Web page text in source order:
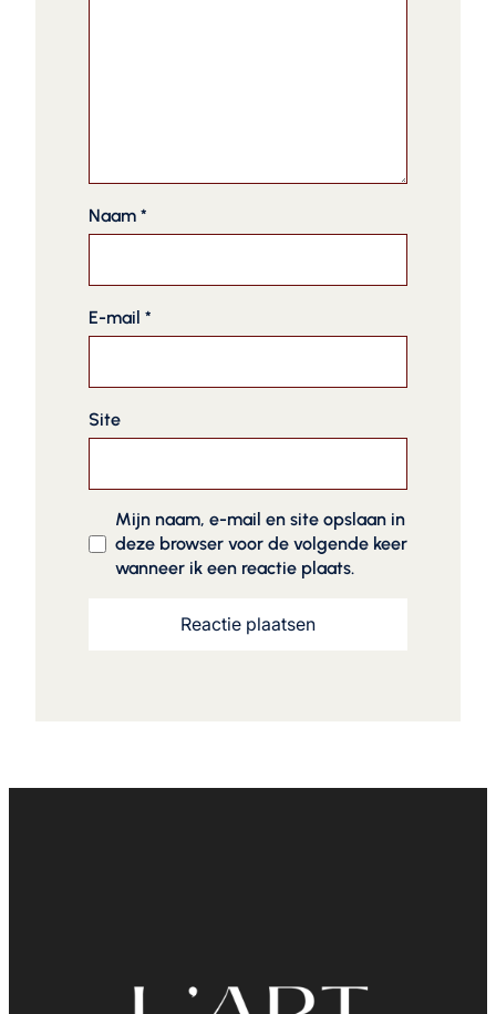
Naam *
E-mail *
Site
Mijn naam, e-mail en site opslaan in
deze browser voor de volgende keer
wanneer ik een reactie plaats.